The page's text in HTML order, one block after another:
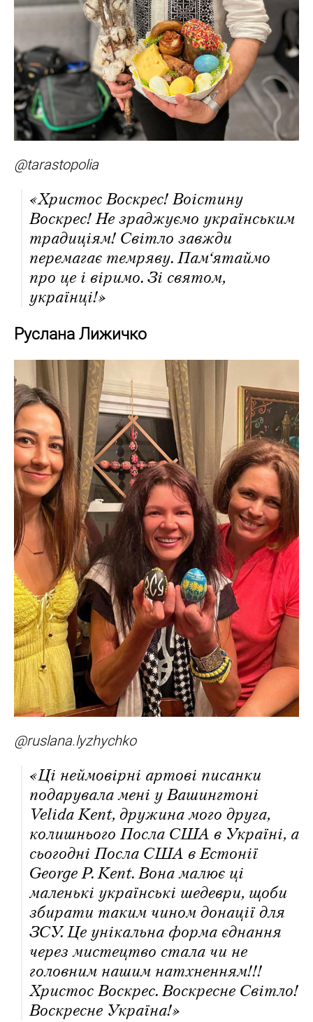
@tarastopolia
«Христос Воскрес! Воістину
Воскрес! Не зраджуємо українським
традиціям! Світло завжди
перемагає темряву. Пам‘ятаймо
про це і віримо. Зі святом,
українці!»
Руслана Лижичко
@ruslana.lyzhychko
«Ці неймовірні артові писанки
подарувала мені у Вашингтоні
Velida Kent, дружина мого друга,
колишнього Посла США в Україні, а
сьогодні Посла США в Естонії
George P. Kent. Вона малює ці
маленькі українські шедеври, щоби
збирати таким чином донації для
ЗСУ. Це унікальна форма єднання
через мистецтво стала чи не
головним нашим натхненням!!!
Христос Воскрес. Воскресне Світло!
Воскресне Україна!»